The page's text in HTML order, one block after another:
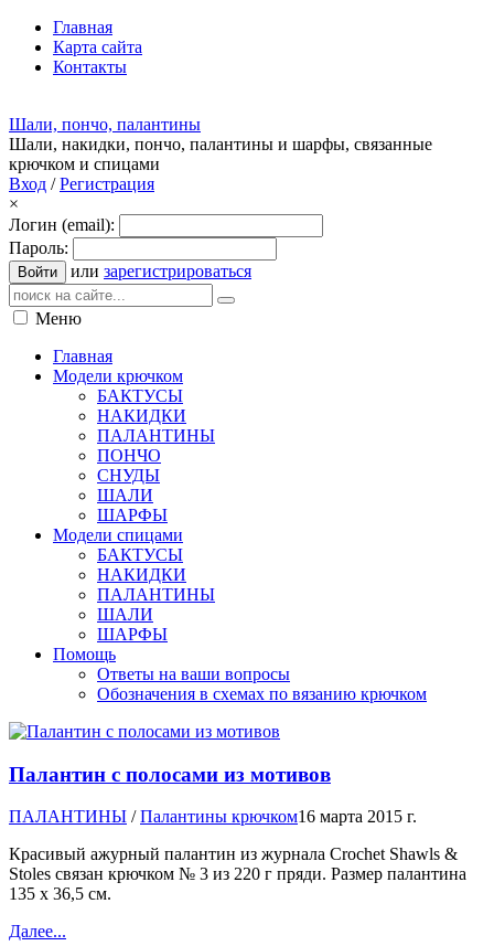
Главная
Карта сайта
Контакты
Шали, пончо, палантины
Шали, накидки, пончо, палантины и шарфы, связанные
крючком и спицами
Вход /Регистрация
×
Логин (email):
Пароль:
Войти или зарегистрироваться
Меню
Главная
Модели крючком
БАКТУСЫ
НАКИДКИ
ПАЛАНТИНЫ
ПОНЧО
СНУДЫ
ШАЛИ
ШАРФЫ
Модели спицами
БАКТУСЫ
НАКИДКИ
ПАЛАНТИНЫ
ШАЛИ
ШАРФЫ
Помощь
Ответы на ваши вопросы
Обозначения в схемах по вязанию крючком
Палантин с полосами из мотивов
ПАЛАНТИНЫ /Палантины крючком16 марта 2015 г.
Красивый ажурный палантин из журнала Crochet Shawls &
Stoles связан крючком № 3 из 220 г пряди. Размер палантина
135 х 36,5 см.
Далее...